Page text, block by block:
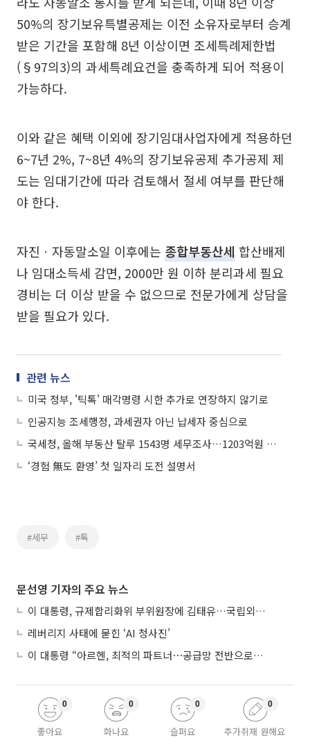
50%의 장기보유특별공제는 이전 소유자로부터 승계
받은 기간을 포함해 8년 이상이면 조세특례제한법
(§97의3)의 과세특례요건을 충족하게 되어 적용이
가능하다.
이와 같은 혜택 이외에 장기임대사업자에게 적용하던
6~7년 2%, 7~8년 4%의 장기보유공제 추가공제 제
도는 임대기간에 따라 검토해서 절세 여부를 판단해
야 한다.
자진ㆍ자동말소일 이후에는 종합부동산세 합산배제
나 임대소득세 감면, 2000만 원 이하 분리과세 필요
경비는 더 이상 받을 수 없으므로 전문가에게 상담을
받을 필요가 있다.
관련 뉴스
미국 정부, '틱톡' 매각명령 시한 추가로 연장하지 않기로
인공지능 조세행정, 과세권자 아닌 납세자 중심으로
국세청, 올해 부동산 탈루 1543명 세무조사…1203억원 추징
‘경험 無도 환영’ 첫 일자리 도전 설명서
#세무 #톡
문선영 기자의 주요 뉴스
이 대통령, 규제합리화위 부위원장에 김태유…국립외교원장 김흥규
레버리지 사태에 묻힌 ‘AI 청사진’
이 대통령 “아르헨, 최적의 파트너⋯공급망 전반으로 확대”
좋아요
0
화나요
0
슬퍼요
0
추가취재 원해요
0